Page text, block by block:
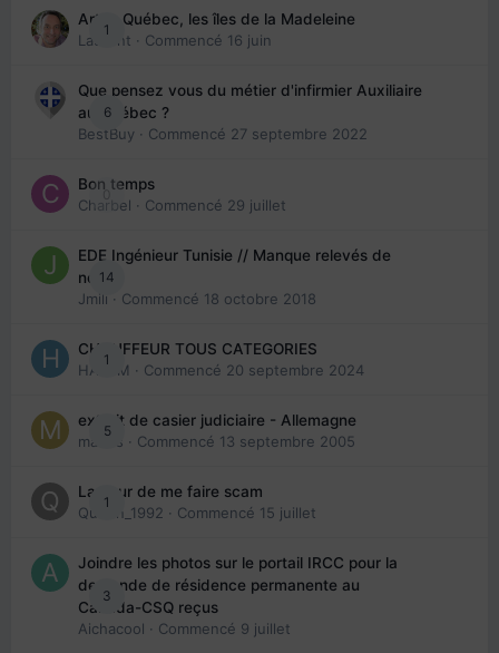
1
Arte : Québec, les îles de la Madeleine
Laurent · Commencé 16 juin
6
Que pensez vous du métier d'infirmier Auxiliaire
au Québec ?
BestBuy · Commencé 27 septembre 2022
0
Bon temps
Charbel · Commencé 29 juillet
14
EDE Ingénieur Tunisie // Manque relevés de
note
Jmili · Commencé 18 octobre 2018
1
CHAUFFEUR TOUS CATEGORIES
HAZEM · Commencé 20 septembre 2024
5
extrait de casier judiciaire - Allemagne
maries · Commencé 13 septembre 2005
1
La peur de me faire scam
Queen_1992 · Commencé 15 juillet
3
Joindre les photos sur le portail IRCC pour la
demande de résidence permanente au
Canada-CSQ reçus
Aichacool · Commencé 9 juillet